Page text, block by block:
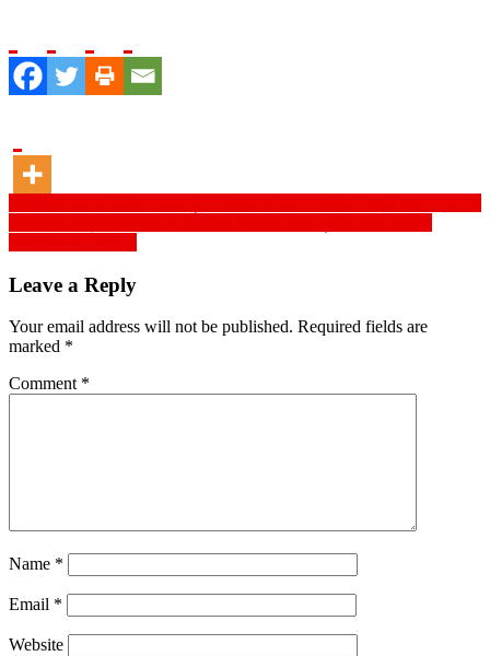
Post
navigation
Leave a Reply
Your email address will not be published. Required fields are
marked *
Comment *
Name *
Email *
Website